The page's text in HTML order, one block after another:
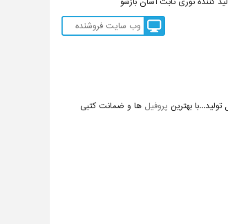
وب سایت فروشنده
پروفیل ها و ضمانت کتبی